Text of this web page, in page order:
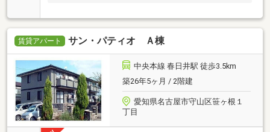
賃貸アパート サン・パティオ Ａ棟
中央本線 春日井駅 徒歩3.5km
築26年5ヶ月 / 2階建
愛知県名古屋市守山区笹ヶ根１
丁目